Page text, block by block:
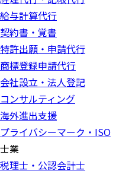
給与計算代行
契約書・覚書
特許出願・申請代行
商標登録申請代行
会社設立・法人登記
コンサルティング
海外進出支援
プライバシーマーク・ISO
士業
税理士・公認会計士